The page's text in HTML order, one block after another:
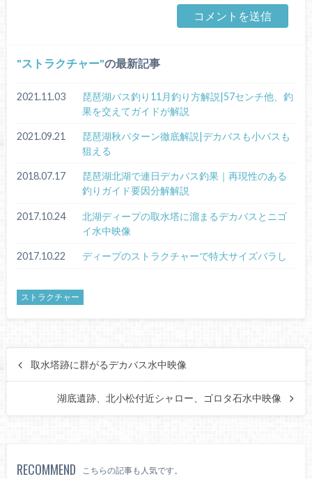
ストラクチャー の最新記事
2021.11.03
琵琶湖バス釣り11月釣り方解説|57センチ他、釣
果を交えてガイドが解説
2021.09.21
琵琶湖秋パターン徹底解説|デカバスも小バスも
狙える
2018.07.17
琵琶湖北湖で連日デカバス釣果｜再現性のある
釣りガイド要因分解解説
2017.10.24
北湖ディープの取水塔に溜まるデカバスとニゴ
イ水中映像
2017.10.22 ディープのストラクチャーで特大サイズバラし
ストラクチャー
取水塔跡に群がるデカバス水中映像
湖底遺跡、北小松付近シャロー、ゴロタ石水中映像
RECOMMEND こちらの記事も人気です。